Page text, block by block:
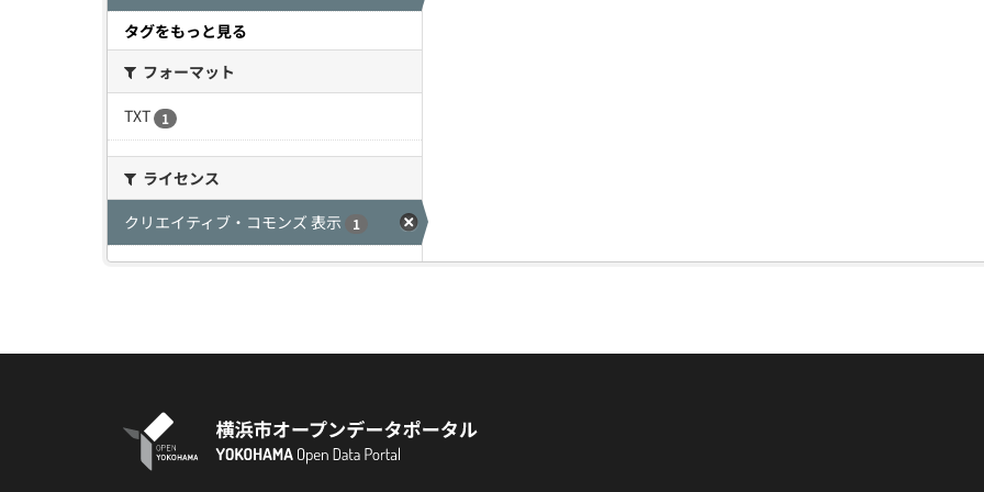
タグをもっと見る
フォーマット
TXT
1
ライセンス
クリエイティブ・コモンズ 表示
1